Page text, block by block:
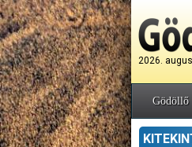
2026.
Gödöllő